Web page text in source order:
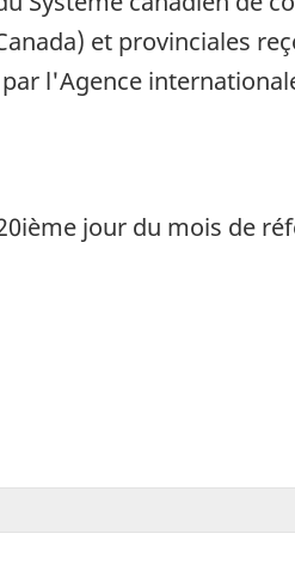
et provinciales
l'Agence
jour du mois de